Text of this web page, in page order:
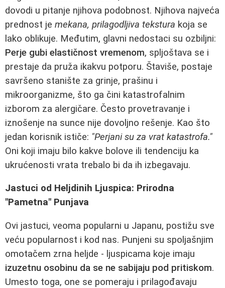
dovodi u pitanje njihova podobnost. Njihova najveća
prednost je mekana, prilagodljiva tekstura koja se
lako oblikuje. Međutim, glavni nedostaci su ozbiljni:
Perje gubi elastičnost vremenom, spljoštava se i
prestaje da pruža ikakvu potporu. Štaviše, postaje
savršeno stanište za grinje, prašinu i
mikroorganizme, što ga čini katastrofalnim
izborom za alergičare. Često provetravanje i
iznošenje na sunce nije dovoljno rešenje. Kao što
jedan korisnik ističe: "Perjani su za vrat katastrofa."
Oni koji imaju bilo kakve bolove ili tendenciju ka
ukrućenosti vrata trebalo bi da ih izbegavaju.
Jastuci od Heljdinih Ljuspica: Prirodna
"Pametna" Punjava
Ovi jastuci, veoma popularni u Japanu, postižu sve
veću popularnost i kod nas. Punjeni su spoljašnjim
omotačem zrna heljde - ljuspicama koje imaju
izuzetnu osobinu da se ne sabijaju pod pritiskom.
Umesto toga, one se pomeraju i prilagođavaju